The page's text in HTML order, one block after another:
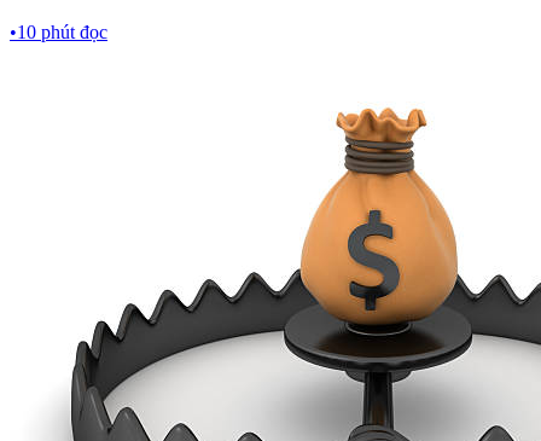
•10 phút đọc